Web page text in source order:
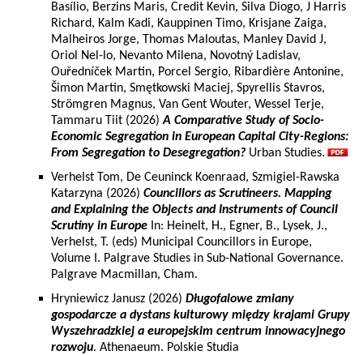
Basílio, Berzins Maris, Credit Kevin, Silva Diogo, J Harris
Richard, Kalm Kadi, Kauppinen Timo, Krisjane Zaiga,
Malheiros Jorge, Thomas Maloutas, Manley David J,
Oriol Nel-lo, Nevanto Milena, Novotný Ladislav,
Ouředníček Martin, Porcel Sergio, Ribardière Antonine,
Šimon Martin, Smętkowski Maciej, Spyrellis Stavros,
Strömgren Magnus, Van Gent Wouter, Wessel Terje,
Tammaru Tiit (2026)A Comparative Study of Socio-
Economic Segregation in European Capital City-Regions:
From Segregation to Desegregation? Urban Studies.
Verhelst Tom, De Ceuninck Koenraad, Szmigiel-Rawska
Katarzyna (2026) Councillors as Scrutineers. Mapping
and Explaining the Objects and Instruments of Council
Scrutiny in Europe In: Heinelt, H., Egner, B., Lysek, J.,
Verhelst, T. (eds) Municipal Councillors in Europe,
Volume I. Palgrave Studies in Sub-National Governance.
Palgrave Macmillan, Cham.
Hryniewicz Janusz (2026) Długofalowe zmiany
gospodarcze a dystans kulturowy między krajami Grupy
Wyszehradzkiej a europejskim centrum innowacyjnego
rozwoju. Athenaeum. Polskie Studia